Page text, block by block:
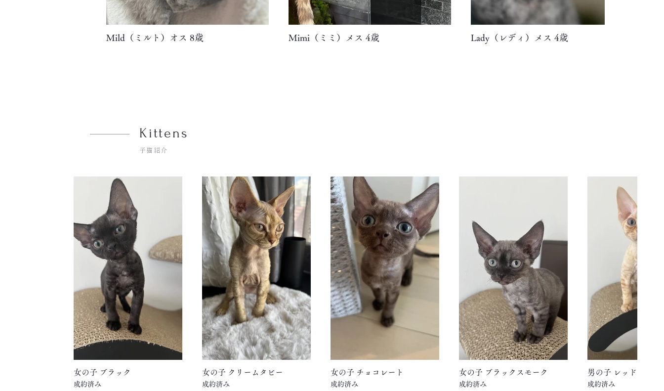
Mild（ミルト）オス 8歳 Mimi（ミミ）メス 4歳 Lady（レディ）メス 4歳
Kittens
子猫紹介
女の子 ブラック
成約済み
女の子 クリームタビー
成約済み
女の子 チョコレート
成約済み
女の子 ブラックスモーク
成約済み
男の子 レッドタビー
成約済み